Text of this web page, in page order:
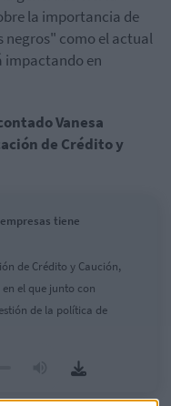
la importancia de
negros" como el actual
impactando en
Vanesa
de Crédito y
tiene
de Crédito y Caución,
el que junto con
de la política de